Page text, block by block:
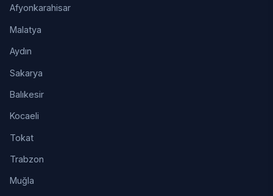
Afyonkarahisar
Malatya
Aydın
Sakarya
Balıkesir
Kocaeli
Tokat
Trabzon
Muğla